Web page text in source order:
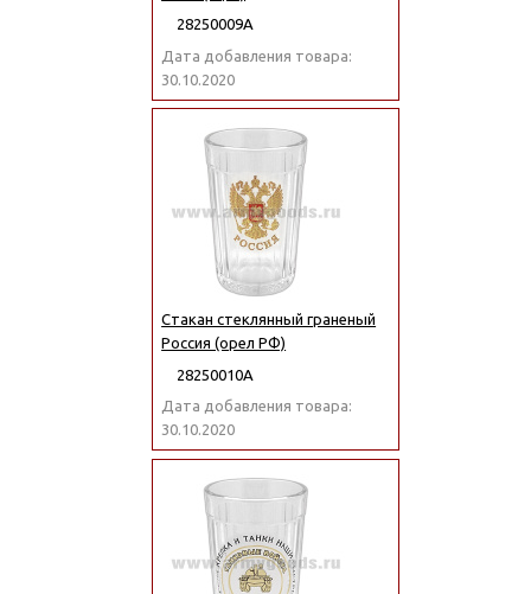
28250009А
Дата добавления товара:
30.10.2020
Стакан стеклянный граненый
Россия (орел РФ)
28250010А
Дата добавления товара:
30.10.2020